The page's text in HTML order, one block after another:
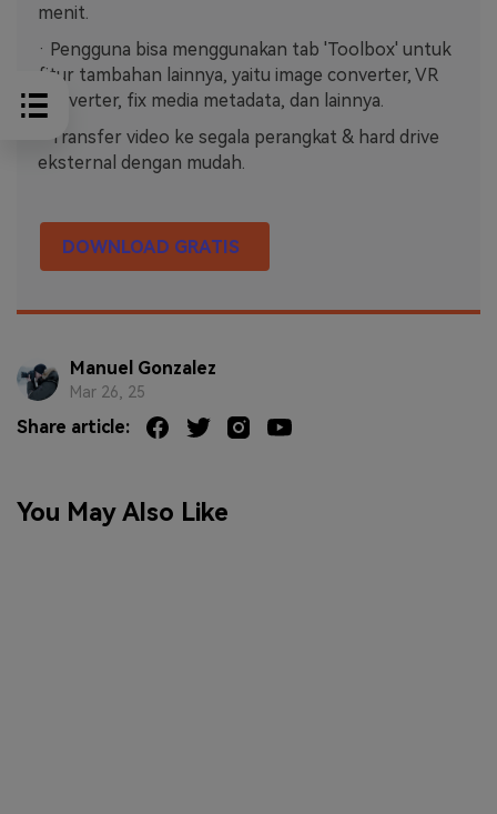
menit.
· Pengguna bisa menggunakan tab 'Toolbox' untuk
fitur tambahan lainnya, yaitu image converter, VR
converter, fix media metadata, dan lainnya.
· Transfer video ke segala perangkat & hard drive
eksternal dengan mudah.
DOWNLOAD GRATIS
Manuel Gonzalez
Mar 26, 25
Share article:
You May Also Like